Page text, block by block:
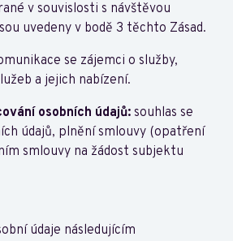
v souvislosti s návštěvou
uvedeny v bodě 3 těchto Zásad.
se zájemci o služby,
a jejich nabízení.
osobních údajů: souhlas se
údajů, plnění smlouvy (opatření
smlouvy na žádost subjektu
údaje následujícím